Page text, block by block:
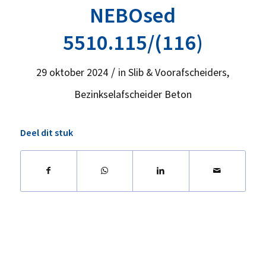
NEBOsed
5510.115/(116)
29 oktober 2024 / inSlib & Voorafscheiders,
Bezinkselafscheider Beton
Deel dit stuk